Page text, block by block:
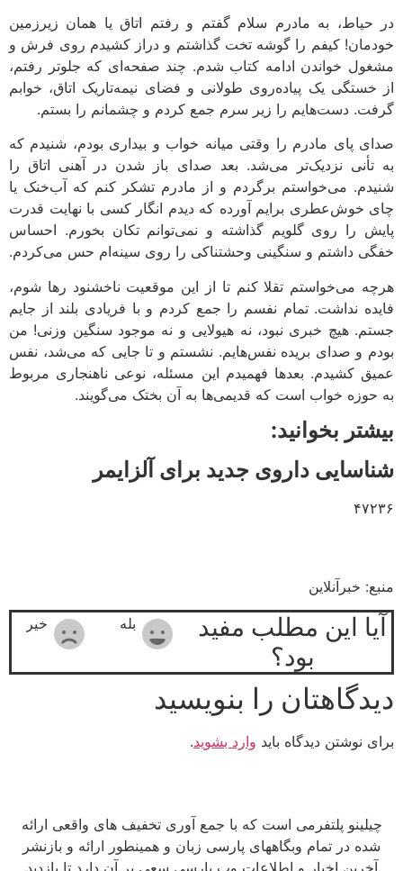
در حیاط، به مادرم سلام گفتم و رفتم اتاق یا همان زیرزمین
خودمان! کیفم را گوشه‌ تخت گذاشتم و دراز کشیدم روی فرش و
مشغول خواندن ادامه‌ کتاب شدم. چند صفحه‌ای که جلوتر رفتم،
از خستگی یک پیاده‌روی طولانی و فضای نیمه‌تاریک اتاق، خوابم
گرفت. دست‌هایم را زیر سرم جمع کردم و چشمانم را بستم.
صدای پای مادرم را وقتی میانه‌ خواب و بیداری بودم، شنیدم که
به تأنی نزدیک‌تر می‌شد. بعد صدای باز شدن در آهنی اتاق را
شنیدم. می‌خواستم برگردم و از مادرم تشکر کنم که آب‌خنک یا
چای خوش‌عطری برایم آورده که دیدم انگار کسی با نهایت قدرت
پایش را روی گلویم گذاشته و نمی‌توانم تکان بخورم. احساس
خفگی داشتم و سنگینی وحشتناکی را روی سینه‌ام حس می‌کردم.
هرچه می‌خواستم تقلا کنم تا از این موقعیت ناخشنود رها شوم،
فایده نداشت. تمام نفسم را جمع کردم و با فریادی بلند از جایم
جستم. هیچ خبری نبود، نه هیولایی و نه موجود سنگین وزنی! من
بودم و صدای بریده‌ نفس‌هایم. نشستم و تا جایی که می‌شد، نفس
عمیق کشیدم. بعدها فهمیدم این مسئله، نوعی ناهنجاری مربوط
به حوزه‌ خواب است که قدیمی‌ها به آن بختک می‌گویند.
بیشتر بخوانید:
شناسایی داروی جدید برای آلزایمر
۴۷۲۳۶
منبع: خبرآنلاین
آیا این مطلب مفید
بود؟
بله خیر
دیدگاهتان را بنویسید
برای نوشتن دیدگاه باید وارد بشوید.
چیلینو پلتفرمی است که با جمع آوری تخفیف های واقعی ارائه
شده در تمام وبگاههای پارسی زبان و همینطور ارائه و بازنشر